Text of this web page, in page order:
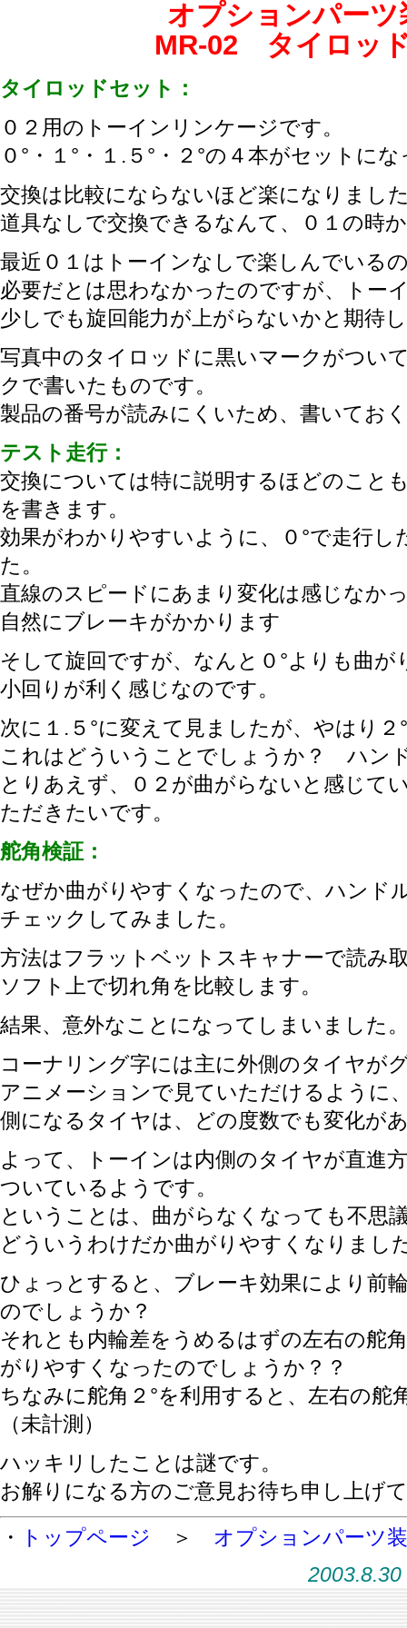
オプションパー
MR-02 タイロッ
タイロッドセット：
０２用のトーインリンケージです。
０°・１°・１.５°・２°の４本がセットに
交換は比較にならないほど楽になりまし
道具なしで交換できるなんて、０１の時
最近０１はトーインなしで楽しんでいる
必要だとは思わなかったのですが、トー
少しでも旋回能力が上がらないかと期待
写真中のタイロッドに黒いマークがつい
クで書いたものです。
製品の番号が読みにくいため、書いてお
テスト走行：
交換については特に説明するほどのこと
を書きます。
効果がわかりやすいように、０°で走行し
た。
直線のスピードにあまり変化は感じなか
自然にブレーキがかかります
そして旋回ですが、なんと０°よりも曲が
小回りが利く感じなのです。
次に１.５°に変えて見ましたが、やはり
これはどういうことでしょうか？ ハン
とりあえず、０２が曲がらないと感じて
ただきたいです。
舵角検証：
なぜか曲がりやすくなったので、ハンド
チェックしてみました。
方法はフラットベットスキャナーで読み
ソフト上で切れ角を比較します。
結果、意外なことになってしまいました
コーナリング字には主に外側のタイヤが
アニメーションで見ていただけるように
側になるタイヤは、どの度数でも変化が
よって、トーインは内側のタイヤが直進
ついているようです。
ということは、曲がらなくなっても不思
どういうわけだか曲がりやすくなりまし
ひょっとすると、ブレーキ効果により前
のでしょうか？
それとも内輪差をうめるはずの左右の舵
がりやすくなったのでしょうか？？
ちなみに舵角２°を利用すると、左右の
（未計測）
ハッキリしたことは謎です。
お解りになる方のご意見お待ち申し上げ
・
トップページ ＞ オプションパーツ
2003.8.30